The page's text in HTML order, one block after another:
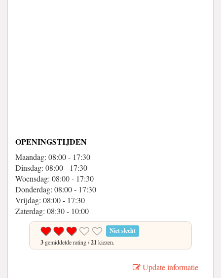
OPENINGSTIJDEN
Maandag: 08:00 - 17:30
Dinsdag: 08:00 - 17:30
Woensdag: 08:00 - 17:30
Donderdag: 08:00 - 17:30
Vrijdag: 08:00 - 17:30
Zaterdag: 08:30 - 10:00
Niet slecht
3 gemiddelde rating /21 kiezen.
Update informatie